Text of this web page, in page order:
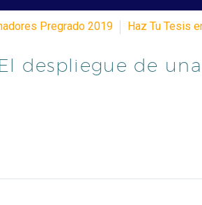
Pregrado 2019 Haz Tu Tesis
despliegue de